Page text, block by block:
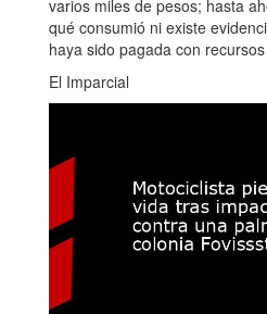
varios miles de pesos; hasta
qué consumió ni existe
haya sido pagada con
El Imparcial